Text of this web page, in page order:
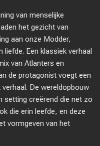
van menselijke
het gezicht van
aan onze Modder,
Een klassiek verhaal
van Atlanters en
de protagonist voegt een
De wereldopbouw
setting creërend die net zo
die erin leefde, en deze
vormgeven van het